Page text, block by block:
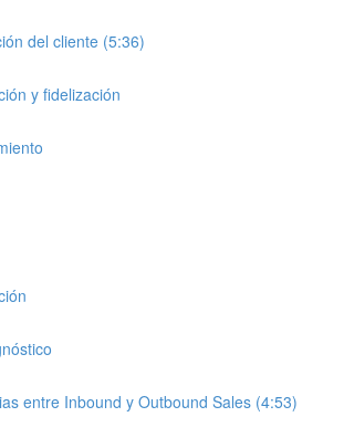
del cliente (5:36)
y fidelización
entre Inbound y Outbound Sales (4:53)